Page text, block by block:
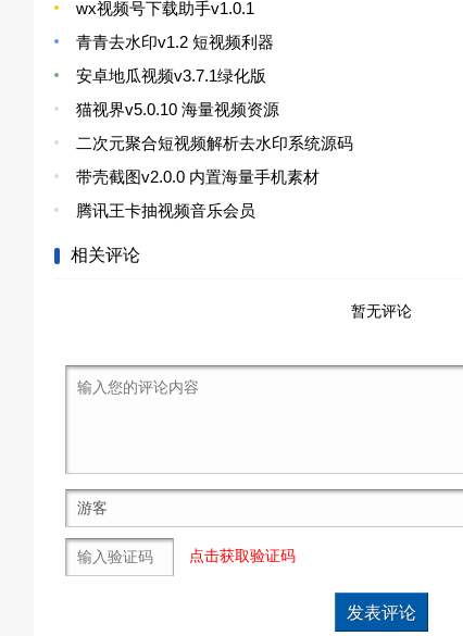
wx视频号下载助手v1.0.1
青青去水印v1.2 短视频利器
安卓地瓜视频v3.7.1绿化版
猫视界v5.0.10 海量视频资源
二次元聚合短视频解析去水印系统源码
带壳截图v2.0.0 内置海量手机素材
腾讯王卡抽视频音乐会员
相关评论
暂无评论
点击获取验证码